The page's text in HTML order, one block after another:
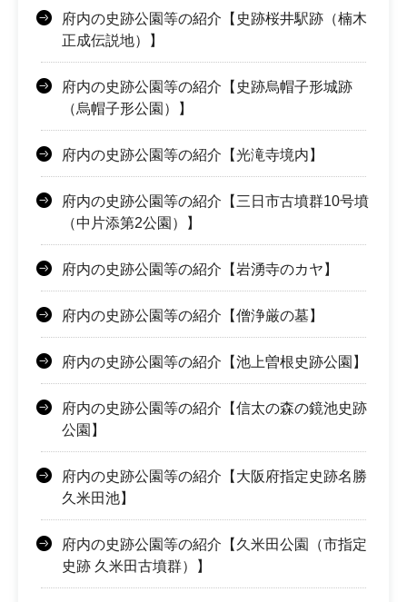
府内の史跡公園等の紹介【史跡桜井駅跡（楠木
正成伝説地）】
府内の史跡公園等の紹介【史跡烏帽子形城跡
（烏帽子形公園）】
府内の史跡公園等の紹介【光滝寺境内】
府内の史跡公園等の紹介【三日市古墳群10号墳
（中片添第2公園）】
府内の史跡公園等の紹介【岩湧寺のカヤ】
府内の史跡公園等の紹介【僧浄厳の墓】
府内の史跡公園等の紹介【池上曽根史跡公園】
府内の史跡公園等の紹介【信太の森の鏡池史跡
公園】
府内の史跡公園等の紹介【大阪府指定史跡名勝
久米田池】
府内の史跡公園等の紹介【久米田公園（市指定
史跡 久米田古墳群）】